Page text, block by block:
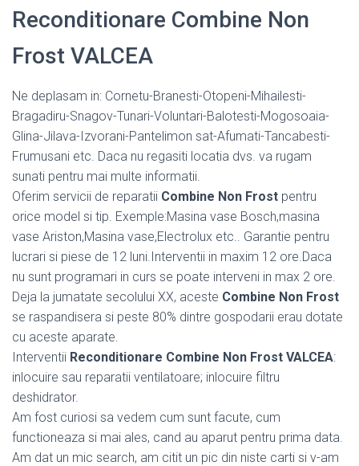
Reconditionare Combine Non
Frost VALCEA
Ne deplasam in: Cornetu-Branesti-Otopeni-Mihailesti-
Bragadiru-Snagov-Tunari-Voluntari-Balotesti-Mogosoaia-
Glina-Jilava-Izvorani-Pantelimon sat-Afumati-Tancabesti-
Frumusani etc. Daca nu regasiti locatia dvs. va rugam
sunati pentru mai multe informatii.
Oferim servicii de reparatii Combine Non Frost pentru
orice model si tip. Exemple:Masina vase Bosch,masina
vase Ariston,Masina vase,Electrolux etc.. Garantie pentru
lucrari si piese de 12 luni.Interventii in maxim 12 ore.Daca
nu sunt programari in curs se poate interveni in max 2 ore.
Deja la jumatate secolului XX, aceste Combine Non Frost
se raspandisera si peste 80% dintre gospodarii erau dotate
cu aceste aparate.
Interventii Reconditionare Combine Non Frost VALCEA:
inlocuire sau reparatii ventilatoare; inlocuire filtru
deshidrator.
Am fost curiosi sa vedem cum sunt facute, cum
functioneaza si mai ales, cand au aparut pentru prima data.
Am dat un mic search, am citit un pic din niste carti si v-am